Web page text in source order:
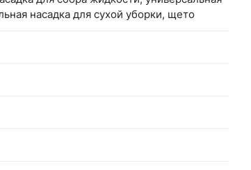
насадка для сухой уборки, щето